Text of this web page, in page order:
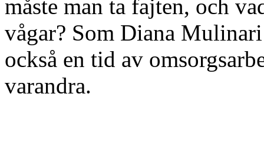
måste man ta fajten, och
vågar? Som Diana
också en tid av
varandra.